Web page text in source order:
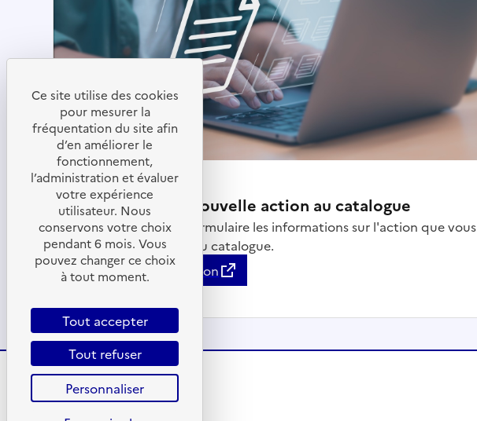
Proposer une nouvelle action au catalogue
Renseigner via le formulaire les informations sur l'action que vous
souhaitez ajouter au catalogue.
Proposer une action
Ce site utilise des cookies
pour mesurer la
fréquentation du site afin
d’en améliorer le
fonctionnement,
l’administration et évaluer
votre expérience
utilisateur. Nous
conservons votre choix
pendant 6 mois. Vous
pouvez changer ce choix
à tout moment.
Tout accepter
Tout refuser
Personnaliser